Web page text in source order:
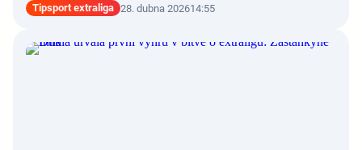
Tipsport extraliga 28. dubna 202614:55